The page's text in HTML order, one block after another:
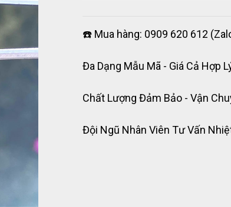
☎️ Mua hàng: 0909 620 612
Đa Dạng Mẫu Mã - Giá Cả Hợp
Chất Lượng Đảm Bảo - Vận
Đội Ngũ Nhân Viên Tư Vấn